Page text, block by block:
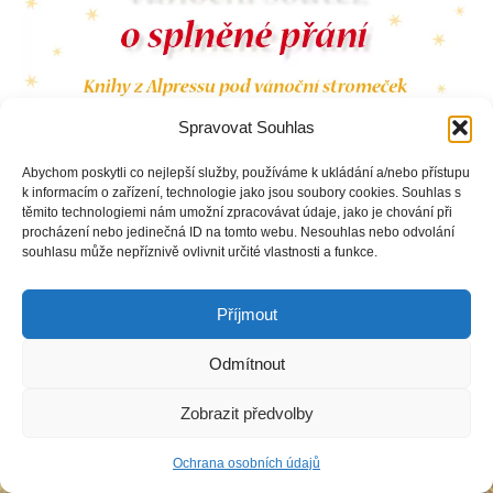
Spravovat Souhlas
Abychom poskytli co nejlepší služby, používáme k ukládání a/nebo přístupu
k informacím o zařízení, technologie jako jsou soubory cookies. Souhlas s
těmito technologiemi nám umožní zpracovávat údaje, jako je chování při
procházení nebo jedinečná ID na tomto webu. Nesouhlas nebo odvolání
souhlasu může nepříznivě ovlivnit určité vlastnosti a funkce.
Příjmout
Odmítnout
Zobrazit předvolby
Ochrana osobních údajů
foto k vánoční soutěži
Copyright © Weiron Dynamics, s.r.o. |Tvorba webových stráneka
SEO